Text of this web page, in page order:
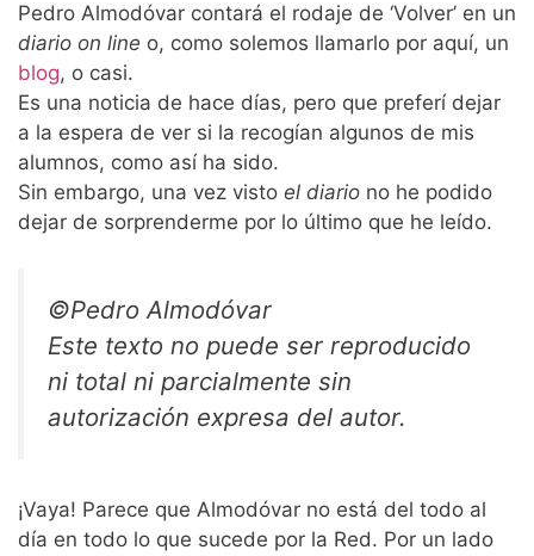
Pedro Almodóvar contará el rodaje de ‘Volver’ en un
diario on line o, como solemos llamarlo por aquí, un
blog, o casi.
Es una noticia de hace días, pero que preferí dejar
a la espera de ver si la recogían algunos de mis
alumnos, como así ha sido.
Sin embargo, una vez visto el diario no he podido
dejar de sorprenderme por lo último que he leído.
©Pedro Almodóvar
Este texto no puede ser reproducido
ni total ni parcialmente sin
autorización expresa del autor.
¡Vaya! Parece que Almodóvar no está del todo al
día en todo lo que sucede por la Red. Por un lado